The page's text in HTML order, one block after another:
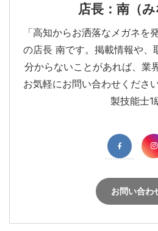
店長：南（み
「高知からお洒落なメガネを
の店長 南です。掲載情報や、
分からないことがあれば、業
お気軽にお問い合わせくださ
製技能士1
お問い合わ